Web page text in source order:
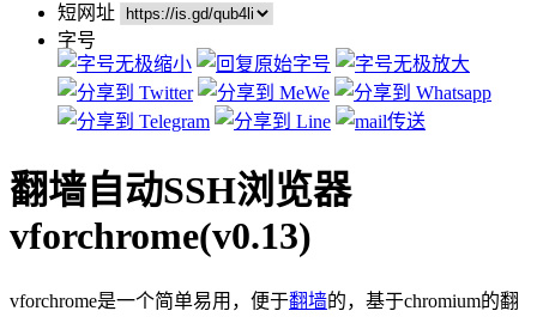
短网址
字号
翻墙自动SSH浏览器
vforchrome(v0.13)
vforchrome是一个简单易用，便于翻墙的，基于chromium的翻